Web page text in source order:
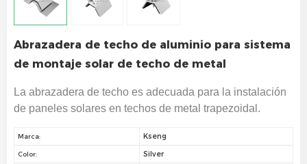
Abrazadera de techo de aluminio para sistema
de montaje solar de techo de metal
La abrazadera de techo es adecuada para la instalación
de paneles solares en techos de metal trapezoidal.
Marca: Kseng
Color: Silver